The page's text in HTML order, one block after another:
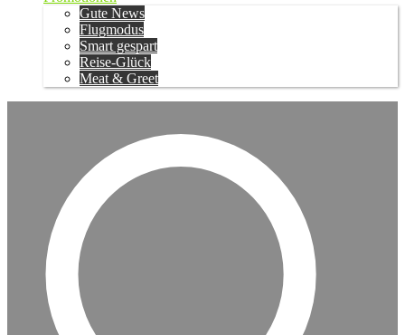
Gute News
Flugmodus
Smart gespart
Reise-Glück
Meat & Greet